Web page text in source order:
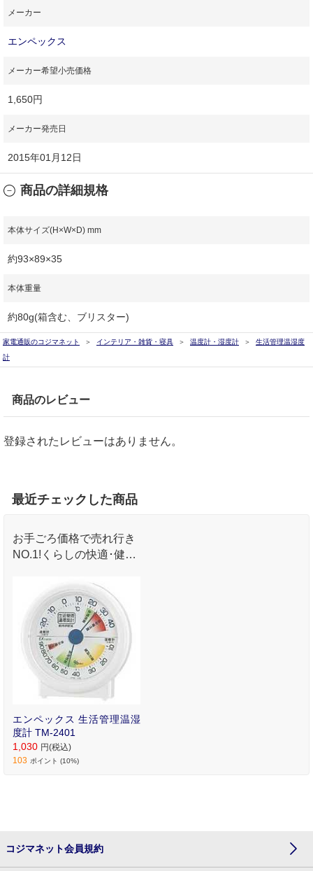
メーカー
エンペックス
メーカー希望小売価格
1,650円
メーカー発売日
2015年01月12日
商品の詳細規格
本体サイズ(H×W×D) mm
約93×89×35
本体重量
約80g(箱含む、ブリスター)
家電通販のコジマネット インテリア・雑貨・寝具 温度計・湿度計
生活管理温湿度
計
商品のレビュー
登録されたレビューはありません。
最近チェックした商品
お手ごろ価格で売れ行き
NO.1!くらしの快適･健康
エンペックス 生活管理温湿
度計 TM‐2401
1,030 円(税込)
103 ポイント (10%)
コジマネット会員規約